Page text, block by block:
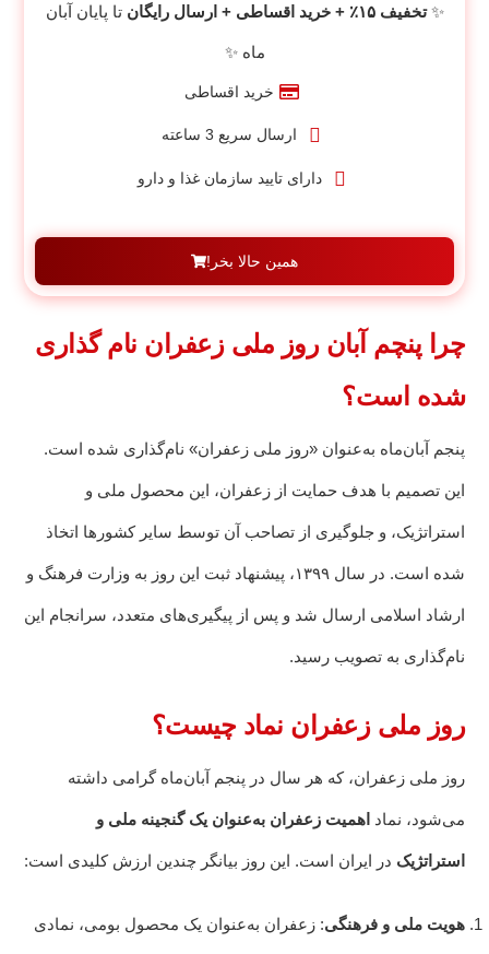
✨تخفیف ۱۵٪ + خرید اقساطی + ارسال رایگان تا پایان آبان
ماه ✨
خرید اقساطی
ارسال سریع 3 ساعته
دارای تایید سازمان غذا و دارو
همین حالا بخر!
چرا پنچم آبان روز ملی زعفران نام گذاری
شده است؟
پنجم آبان‌ماه به‌عنوان «روز ملی زعفران» نام‌گذاری شده است.
این تصمیم با هدف حمایت از زعفران، این محصول ملی و
استراتژیک، و جلوگیری از تصاحب آن توسط سایر کشورها اتخاذ
شده است. در سال ۱۳۹۹، پیشنهاد ثبت این روز به وزارت فرهنگ و
ارشاد اسلامی ارسال شد و پس از پیگیری‌های متعدد، سرانجام این
نام‌گذاری به تصویب رسید.
روز ملی زعفران نماد چیست؟
روز ملی زعفران، که هر سال در پنجم آبان‌ماه گرامی داشته
می‌شود، نماد اهمیت زعفران به‌عنوان یک گنجینه ملی و
استراتژیک در ایران است. این روز بیانگر چندین ارزش کلیدی است:
هویت ملی و فرهنگی: زعفران به‌عنوان یک محصول بومی، نمادی